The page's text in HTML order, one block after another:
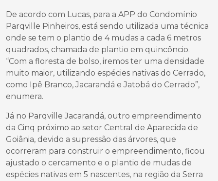
De acordo com Lucas, para a APP do Condomínio
Parqville Pinheiros, está sendo utilizada uma técnica
onde se tem o plantio de 4 mudas a cada 6 metros
quadrados, chamada de plantio em quincôncio.
“Com a floresta de bolso, iremos ter uma densidade
muito maior, utilizando espécies nativas do Cerrado,
como Ipê Branco, Jacarandá e Jatobá do Cerrado”,
enumera.
Já no Parqville Jacarandá, outro empreendimento
da Cinq próximo ao setor Central de Aparecida de
Goiânia, devido a supressão das árvores, que
ocorreram para construir o empreendimento, ficou
ajustado o cercamento e o plantio de mudas de
espécies nativas em 5 nascentes, na região da Serra